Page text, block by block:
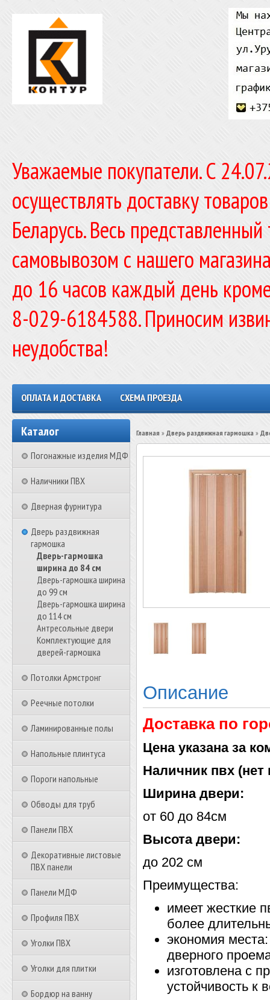
Уважаемые покупатели. C
осуществлять доставку
Беларусь. Весь
самовывозом с нашего
до 16 часов каждый день
8-029-6184588. Приносим
неудобства!
ОПЛАТА И ДОСТАВКА СХЕМА ПРОЕЗДА
Каталог
Погонажные изделия МДФ
Наличники ПВХ
Дверная фурнитура
Дверь раздвижная
гармошка
Дверь-гармошка
ширина до 84 см
Дверь-гармошка ширина
до 99 см
Дверь-гармошка ширина
до 114 см
Антресольные двери
Комплектующие для
дверей-гармошка
Потолки Армстронг
Реечные потолки
Ламинированные полы
Напольные плинтуса
Пороги напольные
Обводы для труб
Панели ПВХ
Декоративные листовые
ПВХ панели
Панели МДФ
Профиля ПВХ
Уголки ПВХ
Уголки для плитки
Бордюр на ванну
Главная » Дверь раздвижная гармошка »
Описание
Доставка по
Цена указана за
Наличник пвх (нет
Ширина двери:
от 60 до 84см
Высота двери:
до 202 см
Преимущества:
имеет жесткие
более
экономия
дверного
изготовлена с
устойчивость к